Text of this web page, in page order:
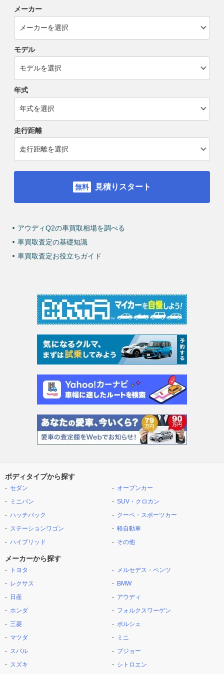
メーカー
モデル
年式
走行距離
見積りスタート
アウディQ2の車買取相場を調べる
車買取査定の基礎知識
車買取査定お役立ちガイド
ボディタイプから探す
セダン
ミニバン
ハッチバック
ステーションワゴン
ハイブリッド
オープンカー
SUV・クロカン
クーペ・スポーツカー
軽自動車
その他
メーカーから探す
トヨタ
レクサス
日産
ホンダ
三菱
マツダ
スバル
スズキ
メルセデス・ベンツ
BMW
アウディ
フォルクスワーゲン
ポルシェ
ミニ
プジョー
シトロエン